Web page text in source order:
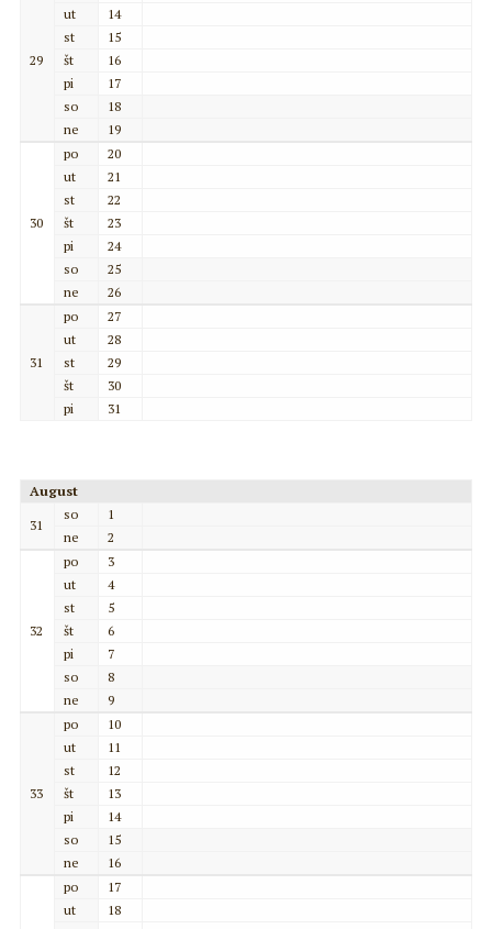
29
ut
14
st
15
št
16
pi
17
so
18
ne
19
30
po
20
ut
21
st
22
št
23
pi
24
so
25
ne
26
31
po
27
ut
28
st
29
št
30
pi
31
August
31
so
1
ne
2
32
po
3
ut
4
st
5
št
6
pi
7
so
8
ne
9
33
po
10
ut
11
st
12
št
13
pi
14
so
15
ne
16
po
17
ut
18